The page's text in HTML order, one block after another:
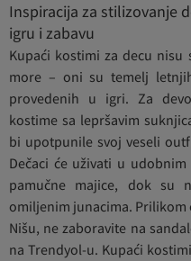
Inspiracija za stilizovanje
igru i zabavu
Kupaći kostimi za decu
more – oni su temelj
provedenih u igri. Za
kostime sa lepršavim
bi upotpunile svoj veseli
Dečaci će uživati u
pamučne majice, dok su
omiljenim junacima. Prilikom
Nišu, ne zaboravite na
na Trendyol-u. Kupaći